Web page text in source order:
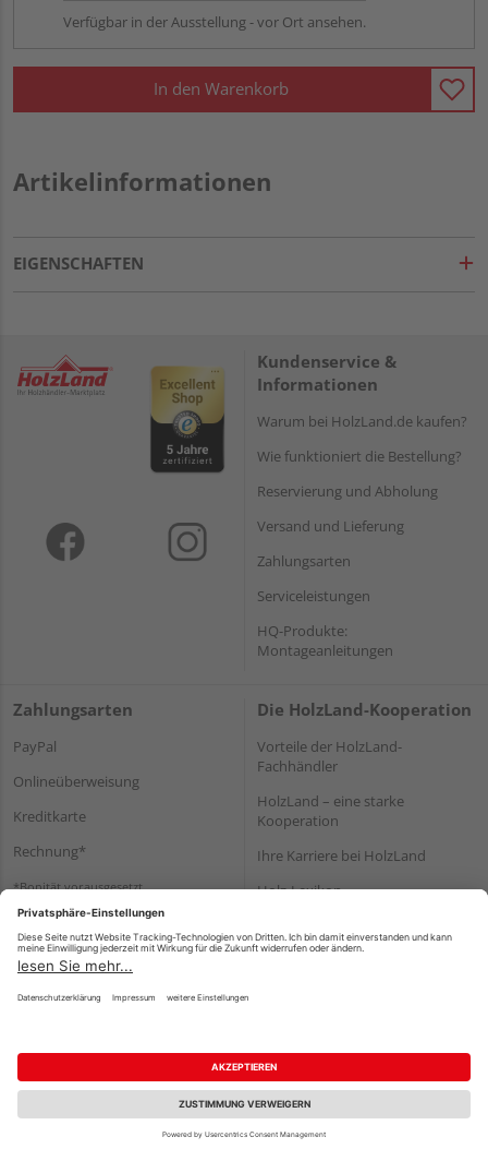
Verfügbar in der Ausstellung - vor Ort ansehen.
In den Warenkorb
Artikelinformationen
EIGENSCHAFTEN
Kundenservice &
Informationen
Warum bei HolzLand.de kaufen?
Wie funktioniert die Bestellung?
Reservierung und Abholung
Versand und Lieferung
Zahlungsarten
Serviceleistungen
HQ-Produkte:
Montageanleitungen
Zahlungsarten
PayPal
Onlineüberweisung
Kreditkarte
Rechnung*
*Bonität vorausgesetzt
Die HolzLand-Kooperation
Vorteile der HolzLand-
Fachhändler
HolzLand – eine starke
Kooperation
Ihre Karriere bei HolzLand
Holz-Lexikon
Impressum Datenschutz
Nutzungsbedingungen
Barrierefreiheitserklärung
Vertrag widerrufen